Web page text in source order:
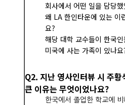
회사에서 어떤 일을 담당했
왜 LA 한인타운에 있는 이
요?
해당 대학 교수들이 한국
미국에 사는 가족이 있나요
Q2. 지난 영사인터뷰 시 주
큰 이유는 무엇이었나요?
한국에서 졸업한 학교에